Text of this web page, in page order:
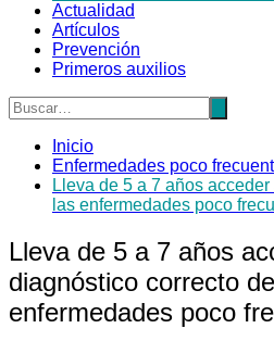
Actualidad
Artículos
Prevención
Primeros auxilios
Inicio
Enfermedades poco
Lleva de 5 a 7 años
las enfermedades poco
Lleva de 5 a 7 años
diagnóstico correcto
enfermedades poco